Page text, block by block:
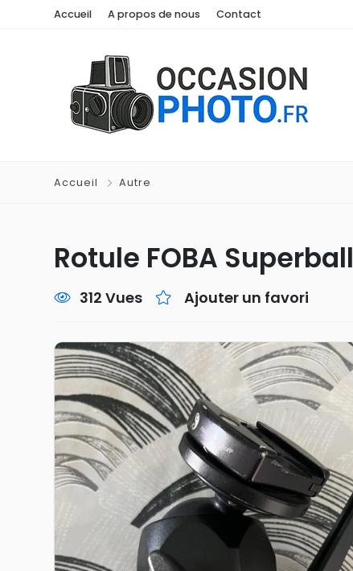
Accueil A propos de nous Contact
Accueil Autre
Rotule FOBA Superball
312 Vues Ajouter un favori